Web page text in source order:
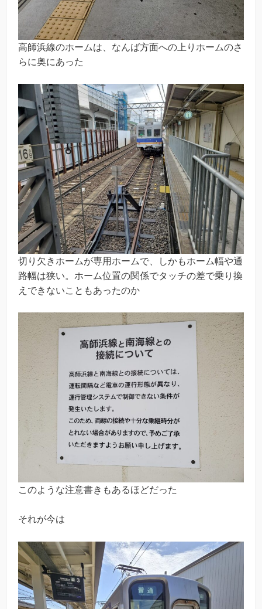
高師浜線のホームは、なんば方面への上りホームのさ
らに奥にあった
切り欠きホームが専用ホームで、しかもホーム幅や通
路幅は狭い。ホーム位置の関係でタッチの差で乗り換
えできないこともあったのか
このような注意書きもあるほどだった
それが今は